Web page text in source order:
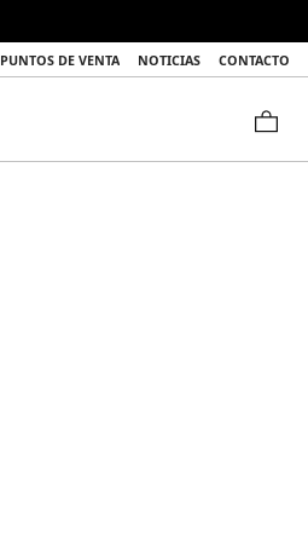
PUNTOS DE VENTA NOTICIAS CONTACTO